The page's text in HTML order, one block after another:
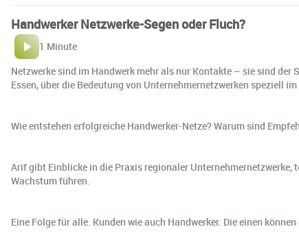
Handwerker Netzwerke-Segen oder Fluch?
1 Minute
Netzwerke sind im Handwerk mehr als nur Kontakte – sie sind
Essen, über die Bedeutung von Unternehmernetzwerken speziell
Wie entstehen erfolgreiche Handwerker-Netze? Warum sind
Arif gibt Einblicke in die Praxis regionaler
Wachstum führen.
Eine Folge für alle. Kunden wie auch Handwerker. Die einen